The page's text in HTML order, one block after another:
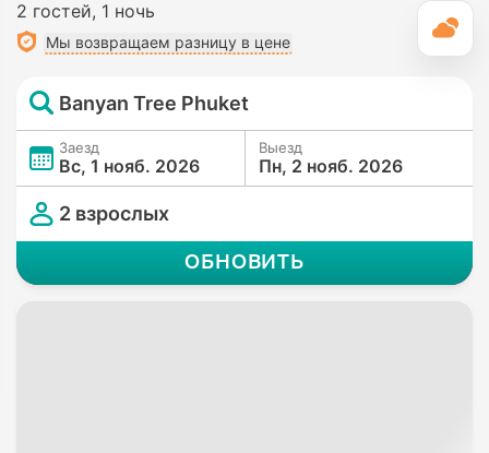
2 гостей 1 ночь
Мы возвращаем разницу в цене
Banyan Tree Phuket
Заезд
Вс, 1 нояб. 2026
Выезд
Пн, 2 нояб. 2026
2 взрослых
ОБНОВИТЬ